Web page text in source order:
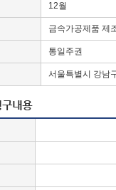
12월
금속가공제품 제
통일주권
서울특별시 강남